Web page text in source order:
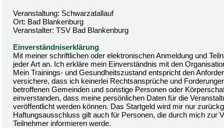
Veranstaltung: Schwarzatallauf
Ort: Bad Blankenburg
Veranstalter: TSV Bad Blankenburg
Einverständniserklärung
Mit meiner schriftlichen oder elektronischen Anmeldung und
jeder Art an. Ich erkläre mein Einverständnis mit den
Mein Trainings- und Gesundheitszustand entspricht den
versichere, dass ich keinerlei Rechtsansprüche und
betroffenen Gemeinden und sonstige Personen oder
einverstanden, dass meine persönlichen Daten für die
veröffentlicht werden können. Das Startgeld wird mir nur
Haftungsausschluss gilt auch für Personen, die durch mich zur
Teilnehmer informieren werde.